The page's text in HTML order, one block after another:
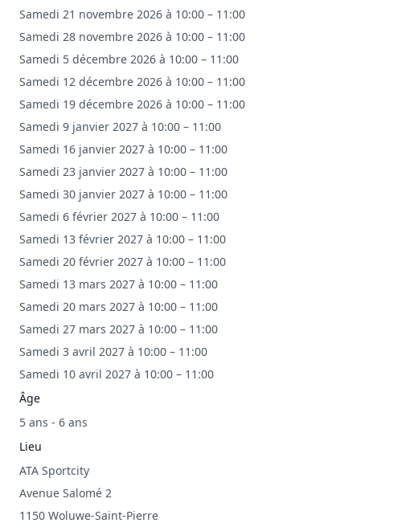
Samedi 21 novembre 2026 à 10:00 – 11:00
Samedi 28 novembre 2026 à 10:00 – 11:00
Samedi 5 décembre 2026 à 10:00 – 11:00
Samedi 12 décembre 2026 à 10:00 – 11:00
Samedi 19 décembre 2026 à 10:00 – 11:00
Samedi 9 janvier 2027 à 10:00 – 11:00
Samedi 16 janvier 2027 à 10:00 – 11:00
Samedi 23 janvier 2027 à 10:00 – 11:00
Samedi 30 janvier 2027 à 10:00 – 11:00
Samedi 6 février 2027 à 10:00 – 11:00
Samedi 13 février 2027 à 10:00 – 11:00
Samedi 20 février 2027 à 10:00 – 11:00
Samedi 13 mars 2027 à 10:00 – 11:00
Samedi 20 mars 2027 à 10:00 – 11:00
Samedi 27 mars 2027 à 10:00 – 11:00
Samedi 3 avril 2027 à 10:00 – 11:00
Samedi 10 avril 2027 à 10:00 – 11:00
Âge
5 ans - 6 ans
Lieu
ATA Sportcity
Avenue Salomé 2
1150 Woluwe-Saint-Pierre